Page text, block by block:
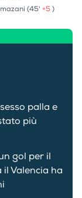
(45' +5 )
palla e
più
gol per il
il Valencia ha